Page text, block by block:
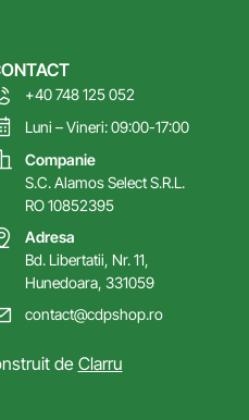
+40 748 125 052
Luni – Vineri: 09:00-17:00
Companie
S.C. Alamos Select S.R.L.
RO 10852395
Adresa
Bd. Libertatii, Nr. 11,
Hunedoara, 331059
contact@cdpshop.ro
de Clarru